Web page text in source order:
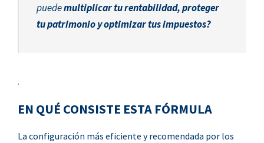
puedemultiplicar tu rentabilidad, proteger
tu patrimonio y optimizar tus impuestos?
.
EN QUÉ CONSISTE ESTA FÓRMULA
La configuración más eficiente y recomendada por los